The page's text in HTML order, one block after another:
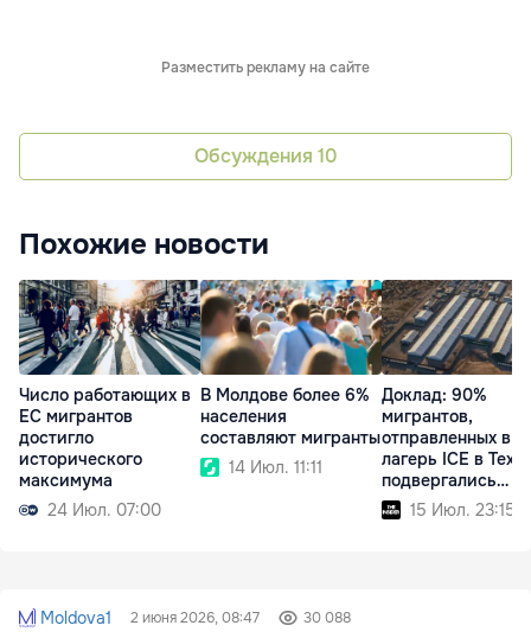
Разместить рекламу на сайте
Обсуждения 10
Похожие новости
Число работающих в
ЕС мигрантов
достигло
исторического
максимума
24 Июл. 07:00
В Молдове более 6%
населения
составляют мигранты
14 Июл. 11:11
Доклад: 90%
мигрантов,
отправленных в
лагерь ICE в
подвергались
насилию
15 Июл. 23:15
Moldova1 2 июня 2026, 08:47 30 088